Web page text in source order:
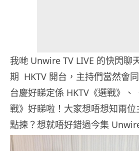
我哋 Unwire TV LIVE 的快閃聊
期 HKTV 開台，主持們當然會
台慶好睇定係 HKTV《選戰》、
戰》好睇啦！大家想唔想知兩
點揀？想就唔好錯過今集